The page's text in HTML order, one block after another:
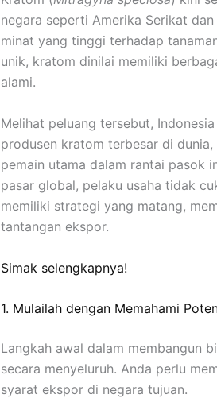
negara seperti Amerika Serikat
minat yang tinggi terhadap
unik, kratom dinilai memiliki
alami.
Melihat peluang tersebut,
produsen kratom terbesar di
pemain utama dalam rantai pasok
pasar global, pelaku usaha tidak
memiliki strategi yang matang,
tantangan ekspor.
Simak selengkapnya!
1. Mulailah dengan Memahami
Langkah awal dalam membangun
secara menyeluruh. Anda perlu
syarat ekspor di negara tujuan.